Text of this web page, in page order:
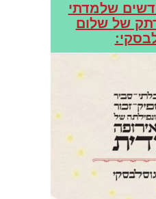
שלמדתי
של שלום